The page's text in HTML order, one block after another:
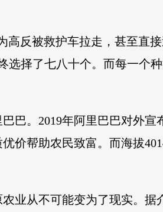
反被救护车拉走，甚至直
择了七八十个。而每一个
巴。2019年阿里巴巴对外宣
价帮助农民致富。而海拔
业从不可能变为了现实。据